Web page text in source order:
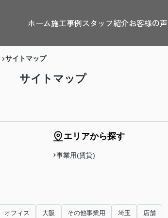
ホーム施工事例スタッフ紹介お客様の声
サイトマップ
サイトマップ
エリアから探す
事業用(賃貸)
オフィス 大阪 その他事業用 埼玉 店舗